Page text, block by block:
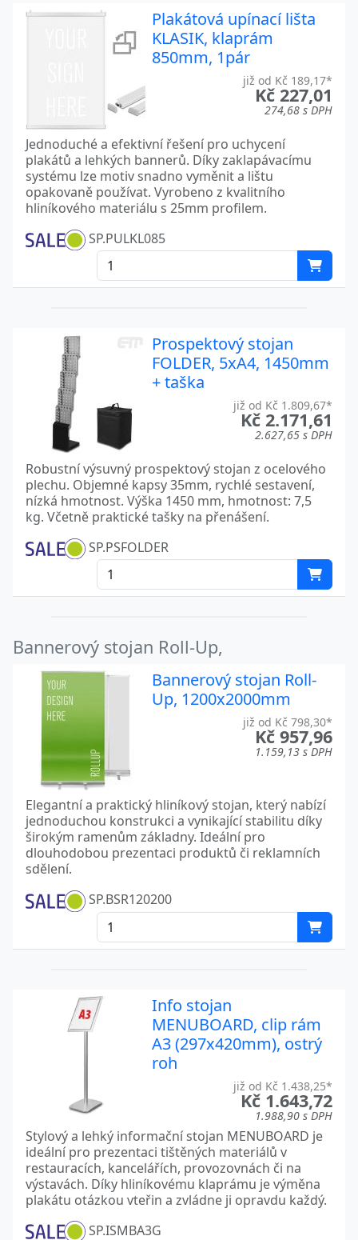
Plakátová upínací lišta
KLASIK, klaprám
850mm, 1pár
již od Kč 189,17*
Kč 227,01
274,68 s DPH
Jednoduché a efektivní řešení pro uchycení
plakátů a lehkých bannerů. Díky zaklapávacímu
systému lze motiv snadno vyměnit a lištu
opakovaně používat. Vyrobeno z kvalitního
hliníkového materiálu s 25mm profilem.
SP.PULKL085
Prospektový stojan
FOLDER, 5xA4, 1450mm
+ taška
již od Kč 1.809,67*
Kč 2.171,61
2.627,65 s DPH
Robustní výsuvný prospektový stojan z ocelového
plechu. Objemné kapsy 35mm, rychlé sestavení,
nízká hmotnost. Výška 1450 mm, hmotnost: 7,5
kg. Včetně praktické tašky na přenášení.
SP.PSFOLDER
Bannerový stojan Roll-Up,
Bannerový stojan Roll-
Up, 1200x2000mm
již od Kč 798,30*
Kč 957,96
1.159,13 s DPH
Elegantní a praktický hliníkový stojan, který nabízí
jednoduchou konstrukci a vynikající stabilitu díky
širokým ramenům základny. Ideální pro
dlouhodobou prezentaci produktů či reklamních
sdělení.
SP.BSR120200
Info stojan
MENUBOARD, clip rám
A3 (297x420mm), ostrý
roh
již od Kč 1.438,25*
Kč 1.643,72
1.988,90 s DPH
Stylový a lehký informační stojan MENUBOARD je
ideální pro prezentaci tištěných materiálů v
restauracích, kancelářích, provozovnách či na
výstavách. Díky hliníkovému klaprámu je výměna
plakátu otázkou vteřin a zvládne ji opravdu každý.
SP.ISMBA3G